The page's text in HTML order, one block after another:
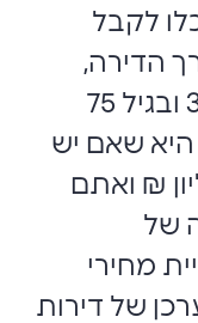
שבגיל 55 תוכלו לקבל
של 20% מערך הדירה,
בגיל 70 כבר מדובר ב-30% ובגיל 75
היא שאם יש
של 1.5 מיליון ₪ ואתם
של
מחירי
של דירות